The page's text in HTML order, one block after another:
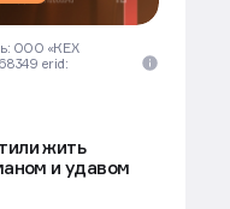
ООО «КЕХ
erid:
жить
и удавом